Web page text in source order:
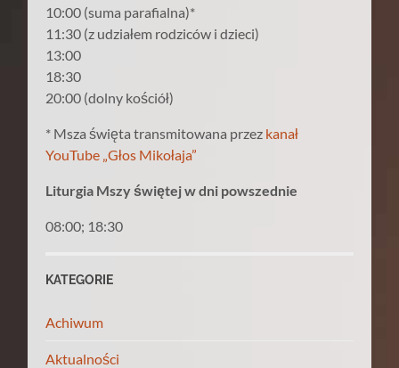
10:00 (suma parafialna)*
11:30 (z udziałem rodziców i dzieci)
13:00
18:30
20:00 (dolny kościół)
* Msza święta transmitowana przez kanał
YouTube „Głos Mikołaja”
Liturgia Mszy świętej w dni powszednie
08:00; 18:30
KATEGORIE
Achiwum
Aktualności